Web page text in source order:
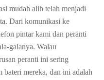
mudah alih telah menjadi
Dari komunikasi ke
pintar kami dan peranti
galanya. Walau
peranti ini sering
bateri mereka, dan ini adalah